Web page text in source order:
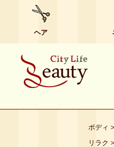
ヘア
ボディ >
リラク >